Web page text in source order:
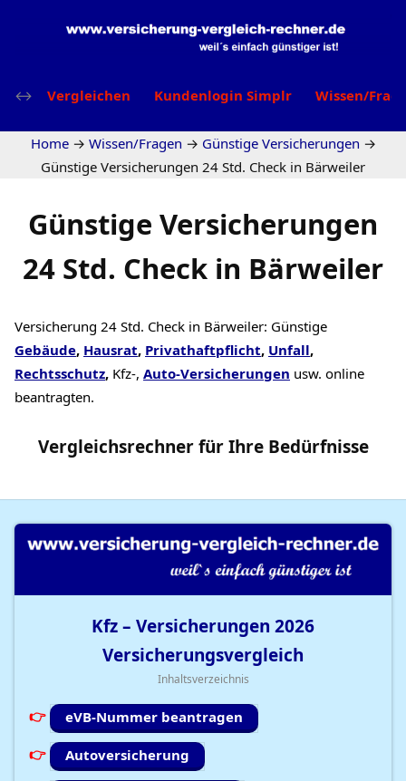
Vergleichen Kundenlogin Simplr Wissen/
Home → Wissen/Fragen → Günstige Versicherungen →
Günstige Versicherungen 24 Std. Check in Bärweiler
Günstige Versicherungen
24 Std. Check in Bärweiler
Versicherung 24 Std. Check in Bärweiler: Günstige
Gebäude, Hausrat, Privathaftpflicht, Unfall,
Rechtsschutz, Kfz-, Auto-Versicherungen usw. online
beantragten.
Vergleichsrechnerfür Ihre Bedürfnisse
Kfz – Versicherungen 2026
Versicherungsvergleich
Inhaltsverzeichnis
eVB-Nummer beantragen
Autoversicherung